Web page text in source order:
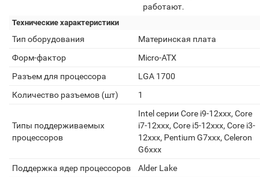
работают.
Технические характеристики
Тип оборудования
Материнская плата
Форм-фактор
Micro-ATX
Разъем для процессора
LGA 1700
Количество разъемов (шт)
1
Типы поддерживаемых
процессоров
Intel серии Core i9-12xxx, Core
i7-12xxx, Core i5-12xxx, Core i3-
12xxx, Pentium G7xxx, Celeron
G6xxx
Поддержка ядер процессоров
Alder Lake